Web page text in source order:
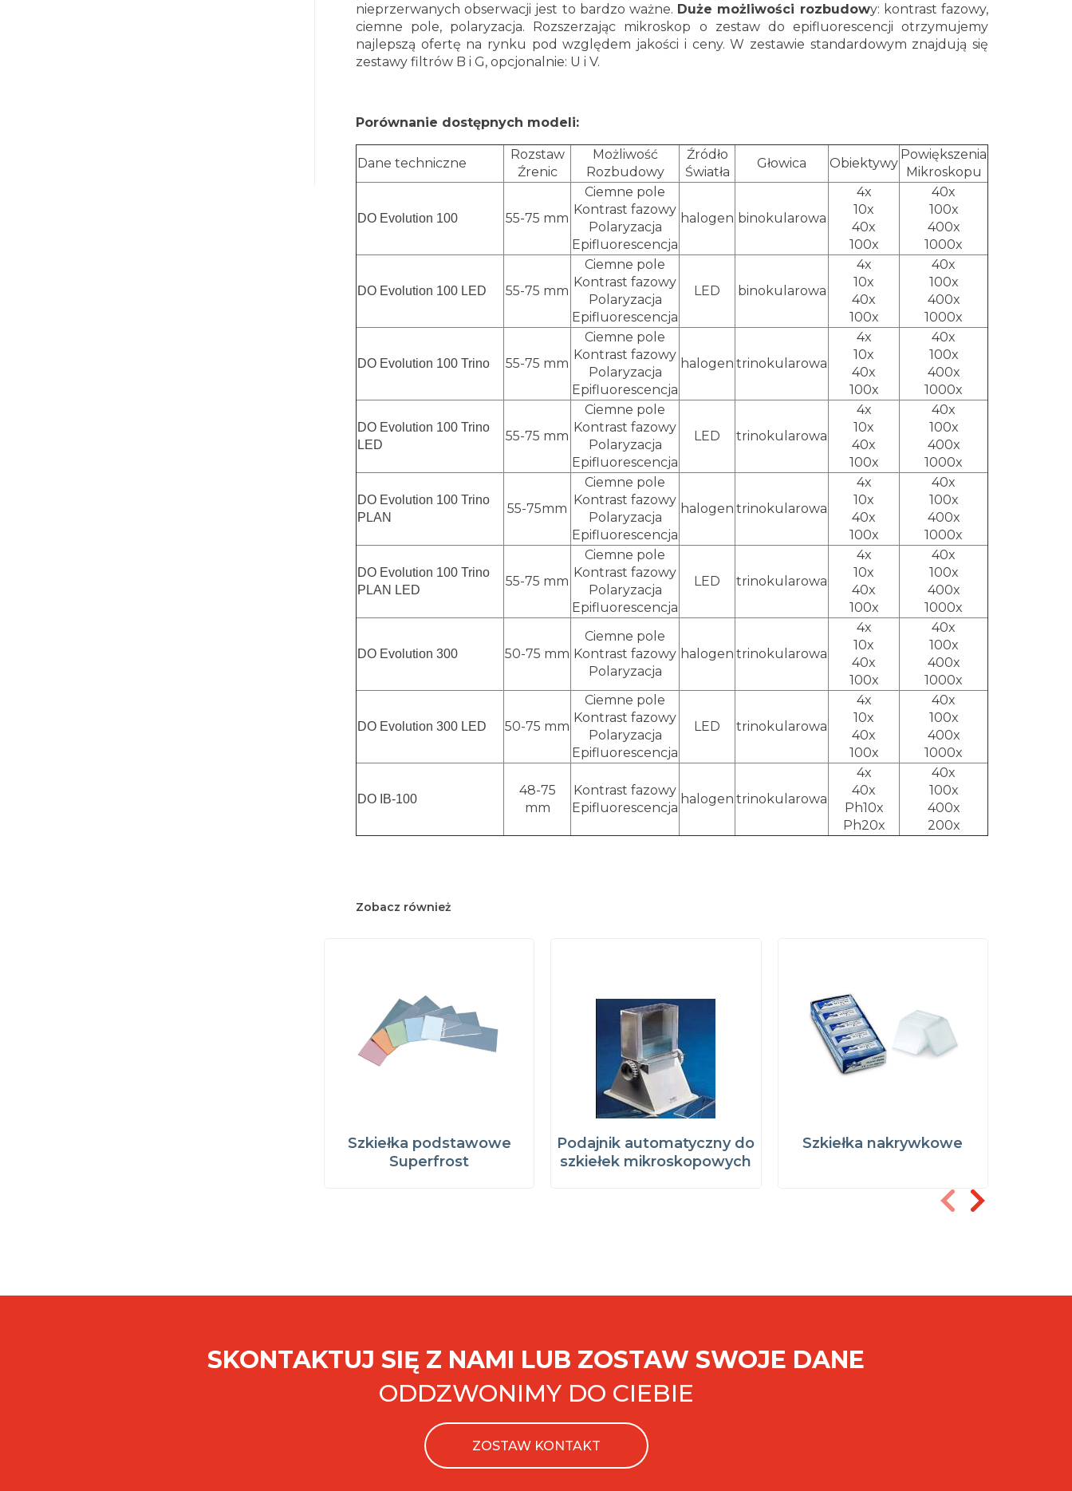
nieprzerwanych obserwacji jest to bardzo ważne. Duże możliwości rozbudowy: kontrast fazowy,
ciemne pole, polaryzacja. Rozszerzając mikroskop o zestaw do epifluorescencji otrzymujemy
najlepszą ofertę na rynku pod względem jakości i ceny. W zestawie standardowym znajdują się
zestawy filtrów B i G, opcjonalnie: U i V.
Porównanie dostępnych modeli:
Dane techniczne
Rozstaw
Źrenic
Możliwość
Rozbudowy
Źródło
Światła
Głowica Obiektywy
Powiększenia
Mikroskopu
DO Evolution 100 55-75 mm
Ciemne pole
Kontrast fazowy
Polaryzacja
Epifluorescencja
halogen binokularowa
4x
10x
40x
100x
40x
100x
400x
1000x
DO Evolution 100 LED 55-75 mm
Ciemne pole
Kontrast fazowy
Polaryzacja
Epifluorescencja
LED binokularowa
4x
10x
40x
100x
40x
100x
400x
1000x
DO Evolution 100 Trino 55-75 mm
Ciemne pole
Kontrast fazowy
Polaryzacja
Epifluorescencja
halogen trinokularowa
4x
10x
40x
100x
40x
100x
400x
1000x
DO Evolution 100 Trino
LED
55-75 mm
Ciemne pole
Kontrast fazowy
Polaryzacja
Epifluorescencja
LED trinokularowa
4x
10x
40x
100x
40x
100x
400x
1000x
DO Evolution 100 Trino
PLAN
55-75mm
Ciemne pole
Kontrast fazowy
Polaryzacja
Epifluorescencja
halogen trinokularowa
4x
10x
40x
100x
40x
100x
400x
1000x
DO Evolution 100 Trino
PLAN LED
55-75 mm
Ciemne pole
Kontrast fazowy
Polaryzacja
Epifluorescencja
LED trinokularowa
4x
10x
40x
100x
40x
100x
400x
1000x
DO Evolution 300 50-75 mm
Ciemne pole
Kontrast fazowy
Polaryzacja
halogen trinokularowa
4x
10x
40x
100x
40x
100x
400x
1000x
DO Evolution 300 LED 50-75 mm
Ciemne pole
Kontrast fazowy
Polaryzacja
Epifluorescencja
LED trinokularowa
4x
10x
40x
100x
40x
100x
400x
1000x
DO IB-100
48-75
mm
Kontrast fazowy
Epifluorescencja
halogen trinokularowa
4x
40x
Ph10x
Ph20x
40x
100x
400x
200x
Zobacz również
Szkiełka podstawowe
Superfrost
Podajnik automatyczny do
szkiełek mikroskopowych
Szkiełka nakrywkowe
SKONTAKTUJ SIĘ Z NAMI LUB ZOSTAW SWOJE DANE
ODDZWONIMY DO CIEBIE
ZOSTAW KONTAKT